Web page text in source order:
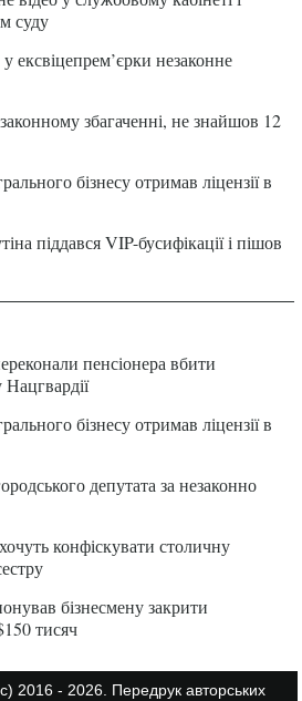
суду
незаконне
збагаченні, не знайшов 12
бізнесу отримав ліцензії в
піддався VIP-бусифікації і пішов
пенсіонера вбити
бізнесу отримав ліцензії в
депутата за незаконно
конфіскувати столичну
бізнесмену закрити
тисяч
2016 - 2026. Передрук авторських